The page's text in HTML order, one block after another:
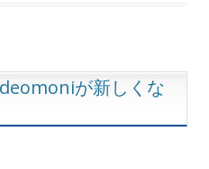
が新しくな